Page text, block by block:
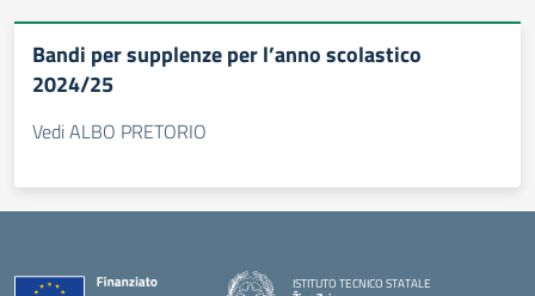
Bandi per supplenze per l’anno scolastico
2024/25
Vedi ALBO PRETORIO
ISTITUTO TECNICO STATALE